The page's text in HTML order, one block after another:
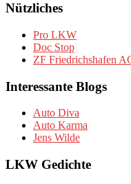
Nützliches
Pro LKW
Doc Stop
ZF Friedrichshafen
Interessante Blogs
Auto Diva
Auto Karma
Jens Wilde
LKW Gedichte